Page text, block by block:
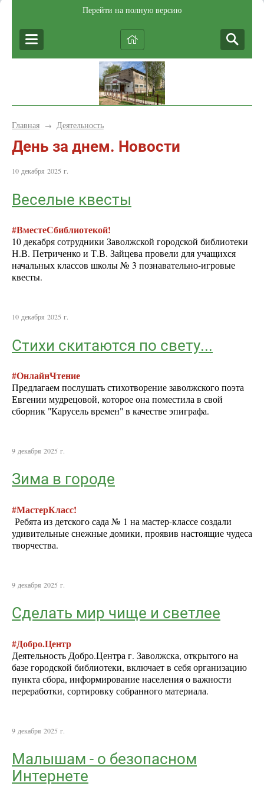
Перейти на полную версию
Главная → Деятельность
День за днем. Новости
10 декабря 2025 г.
Веселые квесты
#ВместеСбиблиотекой!
10 декабря сотрудники Заволжской городской библиотеки
Н.В. Петриченко и Т.В. Зайцева провели для учащихся
начальных классов школы № 3 познавательно-игровые
квесты.
10 декабря 2025 г.
Стихи скитаются по свету...
#ОнлайнЧтение
Предлагаем послушать стихотворение заволжского поэта
Евгении мудрецовой, которое она поместила в свой
сборник "Карусель времен" в качестве эпиграфа.
9 декабря 2025 г.
Зима в городе
#МастерКласс!
Ребята из детского сада № 1 на мастер-классе создали
удивительные снежные домики, проявив настоящие чудеса
творчества.
9 декабря 2025 г.
Сделать мир чище и светлее
#Добро.Центр
Деятельность Добро.Центра г. Заволжска, открытого на
базе городской библиотеки, включает в себя организацию
пункта сбора, информирование населения о важности
переработки, сортировку собранного материала.
9 декабря 2025 г.
Малышам - о безопасном
Интернете